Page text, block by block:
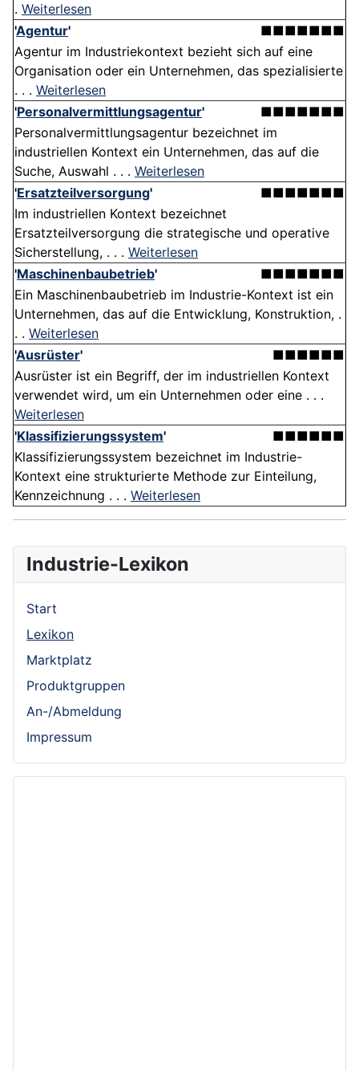
. Weiterlesen
'Agentur'
■■■■■■■
Agentur im Industriekontext bezieht sich auf eine
Organisation oder ein Unternehmen, das spezialisierte
. . . Weiterlesen
'Personalvermittlungsagentur'
■■■■■■■
Personalvermittlungsagentur bezeichnet im
industriellen Kontext ein Unternehmen, das auf die
Suche, Auswahl . . . Weiterlesen
'Ersatzteilversorgung'
■■■■■■■
Im industriellen Kontext bezeichnet
Ersatzteilversorgung die strategische und operative
Sicherstellung, . . . Weiterlesen
'Maschinenbaubetrieb'
■■■■■■■
Ein Maschinenbaubetrieb im Industrie-Kontext ist ein
Unternehmen, das auf die Entwicklung, Konstruktion, .
. . Weiterlesen
'Ausrüster'
■■■■■■
Ausrüster ist ein Begriff, der im industriellen Kontext
verwendet wird, um ein Unternehmen oder eine . . .
Weiterlesen
'Klassifizierungssystem'
■■■■■■
Klassifizierungssystem bezeichnet im Industrie-
Kontext eine strukturierte Methode zur Einteilung,
Kennzeichnung . . . Weiterlesen
Industrie-Lexikon
Start
Lexikon
Marktplatz
Produktgruppen
An-/Abmeldung
Impressum